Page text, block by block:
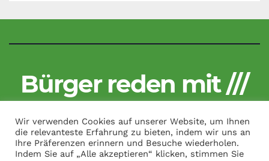
Bürger reden mit ///
Wir verwenden Cookies auf unserer Website, um Ihnen
die relevanteste Erfahrung zu bieten, indem wir uns an
Ihre Präferenzen erinnern und Besuche wiederholen.
Indem Sie auf „Alle akzeptieren“ klicken, stimmen Sie